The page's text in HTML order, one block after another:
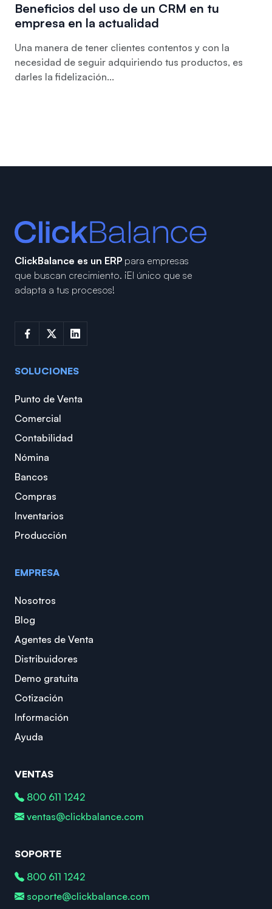
Beneficios del uso de un CRM en tu
empresa en la actualidad
Una manera de tener clientes contentos y con la
necesidad de seguir adquiriendo tus productos, es
darles la fidelización...
ClickBalance es un ERP para empresas
que buscan crecimiento. ¡El único que se
adapta a tus procesos!
SOLUCIONES
Punto de Venta
Comercial
Contabilidad
Nómina
Bancos
Compras
Inventarios
Producción
EMPRESA
Nosotros
Blog
Agentes de Venta
Distribuidores
Demo gratuita
Cotización
Información
Ayuda
VENTAS
800 611 1242
ventas@clickbalance.com
SOPORTE
800 611 1242
soporte@clickbalance.com